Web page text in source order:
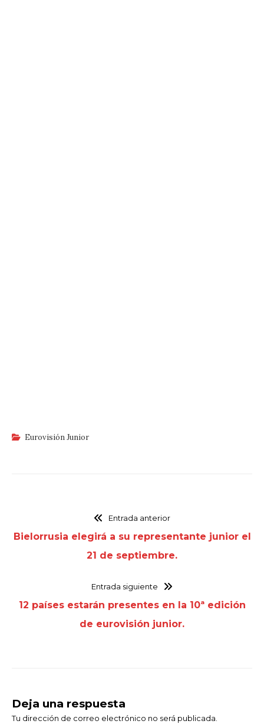
Eurovisión Junior
Entrada anterior
Bielorrusia elegirá a su representante junior el
21 de septiembre.
Entrada siguiente
12 países estarán presentes en la 10ª edición
de eurovisión junior.
Deja una respuesta
Tu dirección de correo electrónico no será publicada.